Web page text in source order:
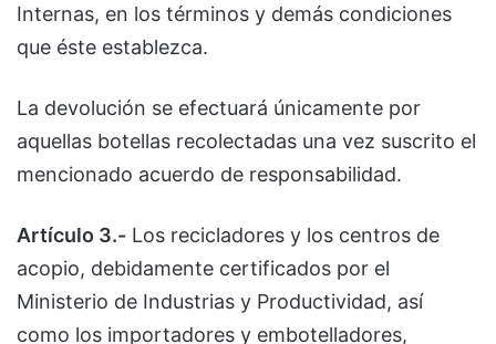
Internas, en los términos y demás condiciones
que éste establezca.
La devolución se efectuará únicamente por
aquellas botellas recolectadas una vez suscrito el
mencionado acuerdo de responsabilidad.
Artículo 3.- Los recicladores y los centros de
acopio, debidamente certificados por el
Ministerio de Industrias y Productividad, así
como los importadores y embotelladores,